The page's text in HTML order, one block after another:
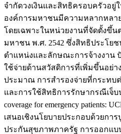
จำกัดวงเงินและสิทธิครอบครัวอ
องค์การมหาชนมีความหลากหลา
โดยเฉพาะในหน่วยงานที่จัดตั้งขึ้
มหาชน พ.ศ. 2542 ซึ่งสิทธิประโย
ตำแหน่งและลักษณะการจ้างงาน
ใช้จ่ายด้านสวัสดิการที่เพิ่มขึ้นอย่า
ประมาณ การสำรองจ่ายที่กระท
และการใช้สิทธิการรักษากรณีเจ็บ
coverage for emergency patients:
เสนอเชิงนโยบายประกอบด้วยกา
ประกันสุขภาพภาครัฐ การออกแ